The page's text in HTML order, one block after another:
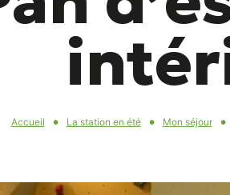
Accueil La station en été Mon séjour